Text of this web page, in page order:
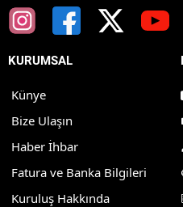
KURUMSAL
Künye
Bize Ulaşın
Haber İhbar
Fatura ve Banka Bilgileri
Kuruluş Hakkında